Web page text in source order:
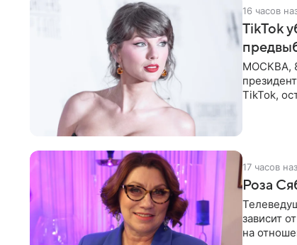
16 часов
TikTok
МОСКВА,
TikTok,
17 часов
Роза
зависит
на